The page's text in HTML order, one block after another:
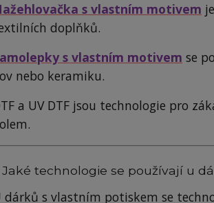
s vlastním motivem
doplňků.
s vlastním motivem se
nebo keramiku.
a UV DTF jsou technologie pro
Jaké technologie se používají u
dárků s vlastním potiskem se